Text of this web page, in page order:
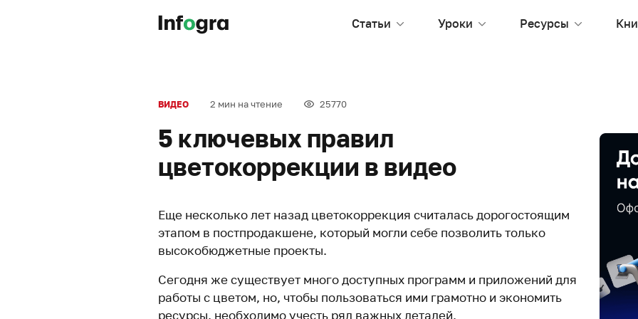
Статьи Уроки Ресурсы
ВИДЕО 2 мин на чтение 25770
5 ключевых правил
цветокоррекции в видео
Еще несколько лет назад цветокоррекция считалась дорогостоящим
этапом в постпродакшене, который могли себе позволить только
высокобюджетные проекты.
Сегодня же существует много доступных программ и приложений для
работы с цветом, но, чтобы пользоваться ими грамотно и экономить
ресурсы, необходимо учесть ряд важных деталей.